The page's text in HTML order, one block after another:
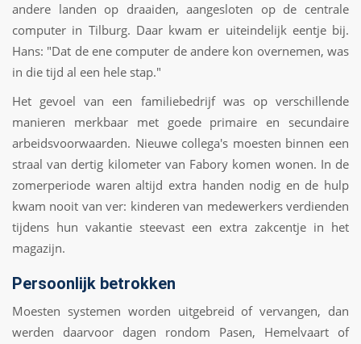
andere landen op draaiden, aangesloten op de centrale
computer in Tilburg. Daar kwam er uiteindelijk eentje bij.
Hans: "Dat de ene computer de andere kon overnemen, was
in die tijd al een hele stap."
Het gevoel van een familiebedrijf was op verschillende
manieren merkbaar met goede primaire en secundaire
arbeidsvoorwaarden. Nieuwe collega's moesten binnen een
straal van dertig kilometer van Fabory komen wonen. In de
zomerperiode waren altijd extra handen nodig en de hulp
kwam nooit van ver: kinderen van medewerkers verdienden
tijdens hun vakantie steevast een extra zakcentje in het
magazijn.
Persoonlijk betrokken
Moesten systemen worden uitgebreid of vervangen, dan
werden daarvoor dagen rondom Pasen, Hemelvaart of